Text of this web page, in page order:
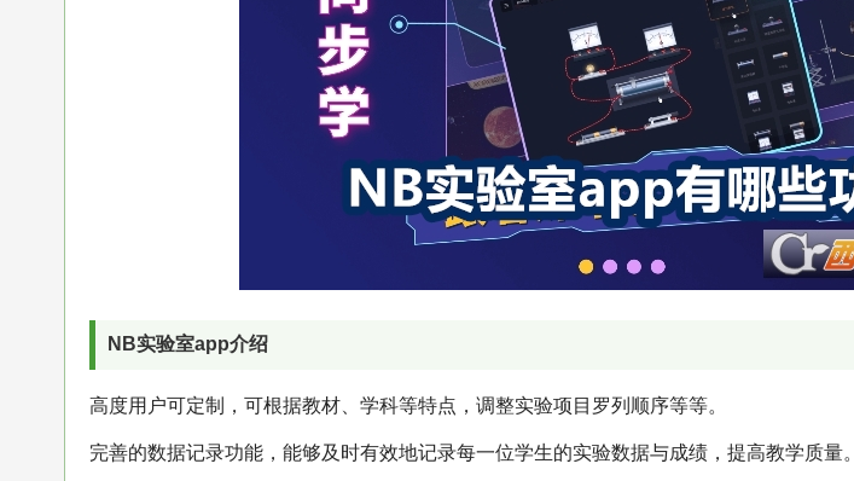
NB实验室app介绍
高度用户可定制，可根据教材、学科等特点，调整实验项目罗列顺序等等。
完善的数据记录功能，能够及时有效地记录每一位学生的实验数据与成绩，提高教学质量。